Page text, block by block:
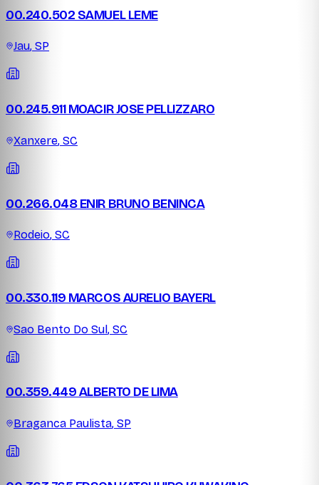
00.240.502 SAMUEL LEME
Jau, SP
00.245.911 MOACIR JOSE PELLIZZARO
Xanxere, SC
00.266.048 ENIR BRUNO BENINCA
Rodeio, SC
00.330.119 MARCOS AURELIO BAYERL
Sao Bento Do Sul, SC
00.359.449 ALBERTO DE LIMA
Braganca Paulista, SP